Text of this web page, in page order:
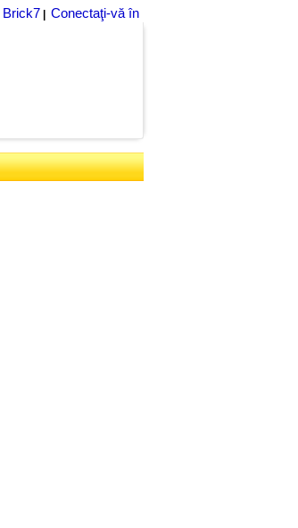
Brick7 Conectaţi-vă în